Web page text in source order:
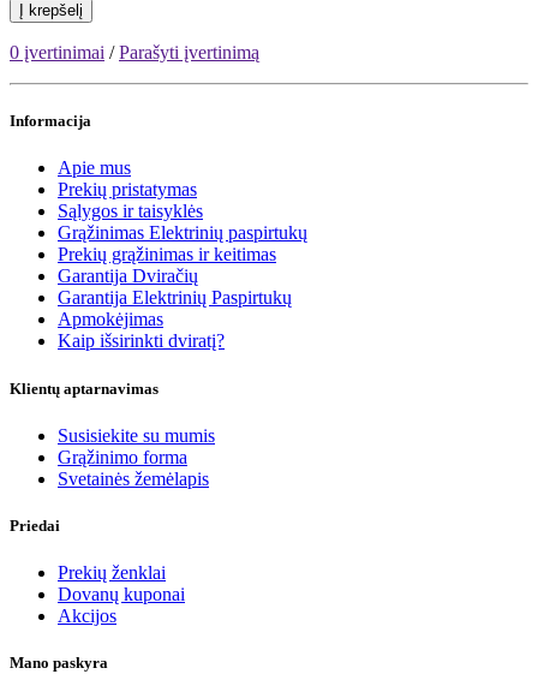
Į krepšelį
0 įvertinimai /Parašyti įvertinimą
Informacija
Apie mus
Prekių pristatymas
Sąlygos ir taisyklės
Grąžinimas Elektrinių paspirtukų
Prekių grąžinimas ir keitimas
Garantija Dviračių
Garantija Elektrinių Paspirtukų
Apmokėjimas
Kaip išsirinkti dviratį?
Klientų aptarnavimas
Susisiekite su mumis
Grąžinimo forma
Svetainės žemėlapis
Priedai
Prekių ženklai
Dovanų kuponai
Akcijos
Mano paskyra